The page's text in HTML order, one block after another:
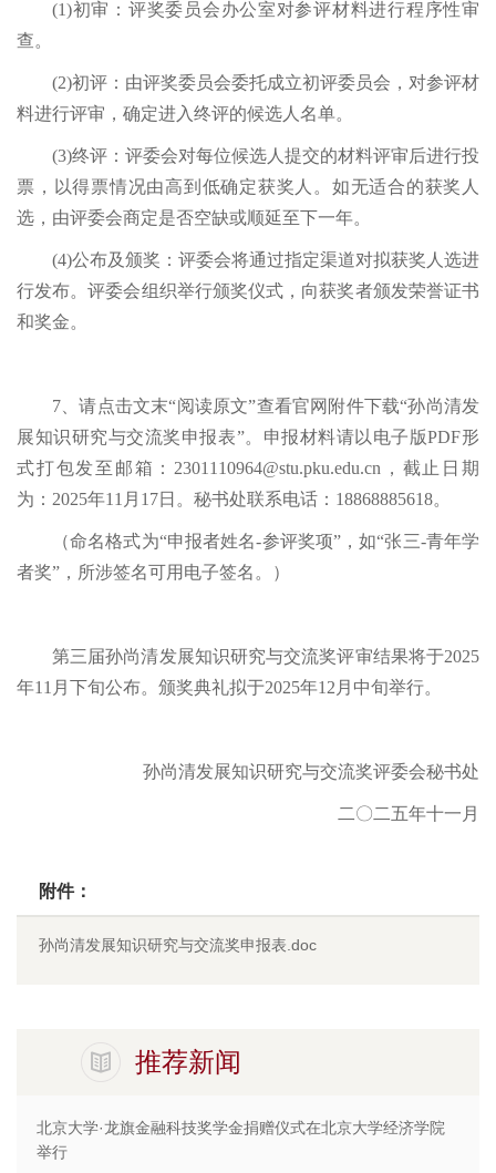
(1)初审：评奖委员会办公室对参评材料进行程序性审
查。
(2)初评：由评奖委员会委托成立初评委员会，对参评材
料进行评审，确定进入终评的候选人名单。
(3)终评：评委会对每位候选人提交的材料评审后进行投
票，以得票情况由高到低确定获奖人。如无适合的获奖人
选，由评委会商定是否空缺或顺延至下一年。
(4)公布及颁奖：评委会将通过指定渠道对拟获奖人选进
行发布。评委会组织举行颁奖仪式，向获奖者颁发荣誉证书
和奖金。
7、请点击文末“阅读原文”查看官网附件下载“孙尚清发
展知识研究与交流奖申报表”。申报材料请以电子版PDF形
式打包发至邮箱：2301110964@stu.pku.edu.cn，截止日期
为：2025年11月17日。秘书处联系电话：18868885618。
（命名格式为“申报者姓名-参评奖项”，如“张三-青年学
者奖”，所涉签名可用电子签名。）
第三届孙尚清发展知识研究与交流奖评审结果将于2025
年11月下旬公布。颁奖典礼拟于2025年12月中旬举行。
孙尚清发展知识研究与交流奖评委会秘书处
二〇二五年十一月
附件：
孙尚清发展知识研究与交流奖申报表.doc
推荐新闻
北京大学·龙旗金融科技奖学金捐赠仪式在北京大学经济学院
举行